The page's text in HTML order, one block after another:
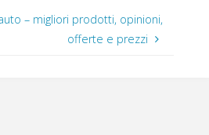
– migliori prodotti, opinioni,
offerte e prezzi